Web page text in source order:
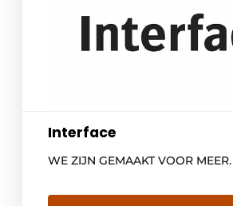
Interface
WE ZIJN GEMAAKT VOOR MEER.